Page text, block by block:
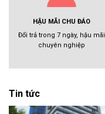
HẬU MÃI CHU ĐÁO
Đổi trả trong 7 ngày, hậu mãi
chuyên nghiệp
Tin tức